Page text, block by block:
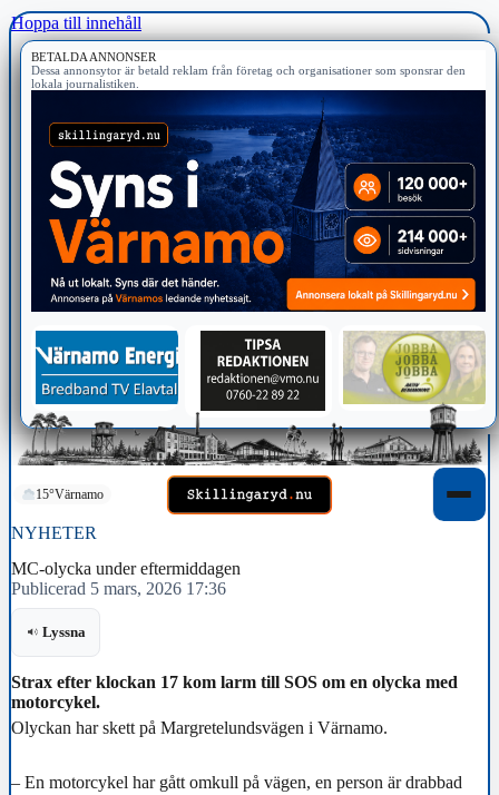
Hoppa till innehåll
BETALDA ANNONSER
Dessa annonsytor är betald reklam från företag och organisationer som sponsrar den
lokala journalistiken.
15°Värnamo
NYHETER
MC-olycka under eftermiddagen
Publicerad 5 mars, 2026 17:36
Lyssna
Strax efter klockan 17 kom larm till SOS om en olycka med
motorcykel.
Olyckan har skett på Margretelundsvägen i Värnamo.
– En motorcykel har gått omkull på vägen, en person är drabbad